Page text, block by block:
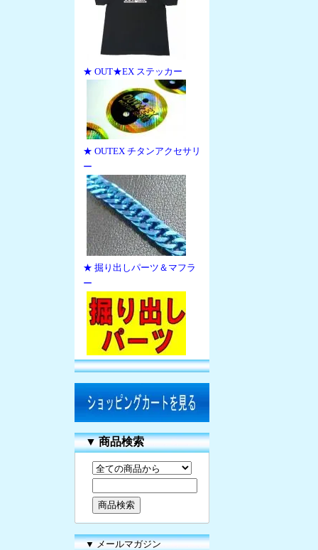
★ OUT★EX ステッカー
★ OUTEX チタンアクセサリ
ー
★ 掘り出しパーツ＆マフラ
ー
▼商品検索
▼ メールマガジン